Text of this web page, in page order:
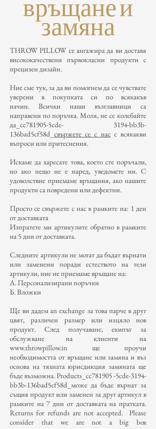
връщане и
замяна
THROW PILLOW се ангажира да ви доставя
висококачествени първокласни продукти с
прецизен дизайн.
Ние сме тук, за да ви помогнем да се чувствате
уверени в покупката си по всякакъв
начин. Всички наши възглавници са
направени по поръчка. Моля, не се колебайте
да_cc781905-5cde- 3194-bb3b-
136bad5cf58d_ свържете се с насс всякакви
въпроси или притеснения.
Искаме да харесате това, което сте поръчали,
но ако нещо не е наред, уведомете ни. С
удоволствие приемаме връщания, ако нашите
продукти са повредени или дефектни.
Просто се свържете с нас в рамките на: 1 ден
от доставката
Изпратете ми артикулите обратно в рамките
на 5 дни от доставката.
Следните артикули не могат да бъдат върнати
или заменени поради естеството на тези
артикули, ние не приемаме връщане на:
А. Персонализирани поръчки
Б. Вложки
Ще ви дадем an exchange за това парче в друг
цвят, различен размер или изцяло нов
продукт. След получаване, екипът за
обслужване на клиенти на
www.throwpillow.in ще проучи
необходимостта от връщане или замяна и въз
основа на тяхната юрисдикция замяната ще
бъде възможна. Products_cc781905 -5cde-3194-
bb3b-136bad5cf58d_може да бъде върнат за
същия продукт или заменен за друг артикул в
рамките на 7 дни от доставката на пратката.
Returns for refunds are not accepted. Please
consider that we are not a big box